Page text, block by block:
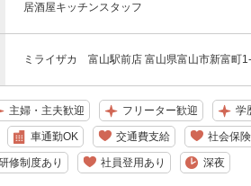
居酒屋キッチンスタッフ
ミライザカ 富山駅前店 富山県富山市新富町
主婦・主夫歓迎 フリーター歓迎 学
車通勤OK 交通費支給 社会保
修制度あり 社員登用あり 深夜